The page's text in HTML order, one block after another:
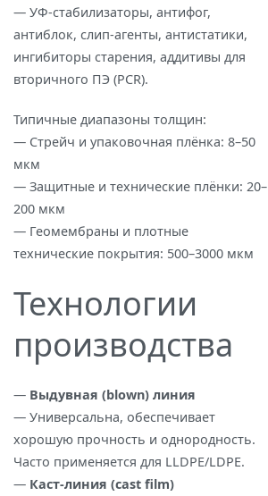
— УФ‑стабилизаторы, антифог,
антиблок, слип‑агенты, антистатики,
ингибиторы старения, аддитивы для
вторичного ПЭ (PCR).
Типичные диапазоны толщин:
— Стрейч и упаковочная плёнка: 8–50
мкм
— Защитные и технические плёнки: 20–
200 мкм
— Геомембраны и плотные
технические покрытия: 500–3000 мкм
Технологии
производства
— Выдувная (blown) линия
— Универсальна, обеспечивает
хорошую прочность и однородность.
Часто применяется для LLDPE/LDPE.
— Каст‑линия (cast film)